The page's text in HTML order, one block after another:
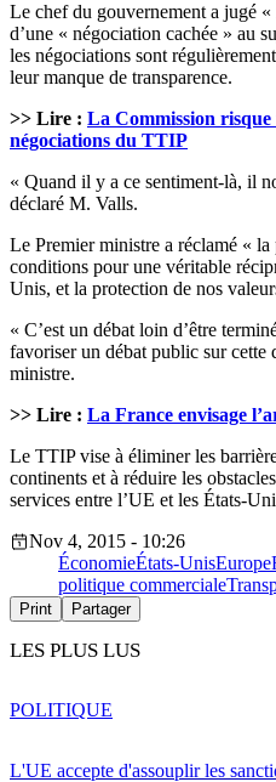
Le chef du gouvernement a jugé
d’une « négociation cachée » au
les négociations sont
leur manque de transparence.
>> Lire : La Commission risque
négociations du TTIP
« Quand il y a ce sentiment-là, il
déclaré M. Valls.
Le Premier ministre a réclamé « la
conditions pour une véritable
Unis, et la protection de nos
« C’est un débat loin d’être
favoriser un débat public sur
ministre.
>> Lire : La France envisage
Le TTIP vise à éliminer les
continents et à réduire les
services entre l’UE et les États-
Nov 4, 2015 - 10:26
ÉconomieÉtats-UnisEurope
politique commerciale
Print Partager
LES PLUS LUS
L'UE accepte d'assouplir les
POLITIQUE